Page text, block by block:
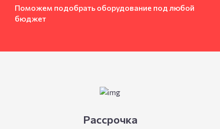
Поможем подобрать оборудование под любой
бюджет
Рассрочка